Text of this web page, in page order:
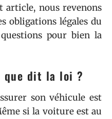
article, nous revenons
obligations légales du
pour bien la
que dit la loi ?
son véhicule est
si la voiture est au